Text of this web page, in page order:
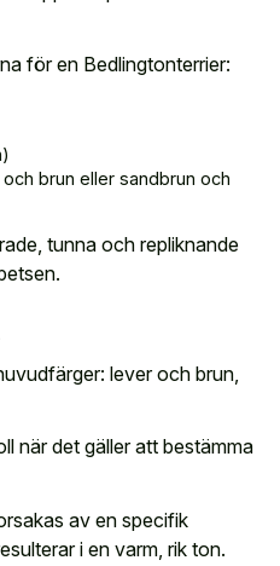
för en Bedlingtonterrier:
brun eller sandbrun och
tunna och repliknande
lever och brun,
när det gäller att bestämma
av en specifik
i en varm, rik ton.